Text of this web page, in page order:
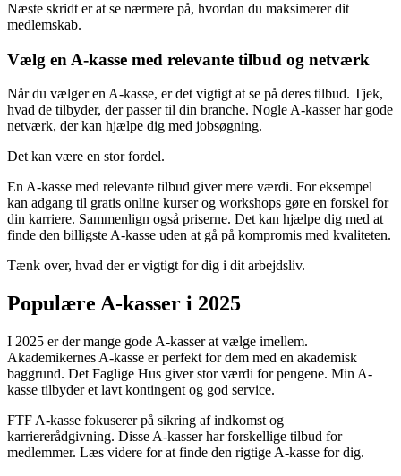
Næste skridt er at se nærmere på, hvordan du maksimerer dit
medlemskab.
Vælg en A-kasse med relevante tilbud og netværk
Når du vælger en A-kasse, er det vigtigt at se på deres tilbud. Tjek,
hvad de tilbyder, der passer til din branche. Nogle A-kasser har gode
netværk, der kan hjælpe dig med jobsøgning.
Det kan være en stor fordel.
En A-kasse med relevante tilbud giver mere værdi. For eksempel
kan adgang til gratis online kurser og workshops gøre en forskel for
din karriere. Sammenlign også priserne. Det kan hjælpe dig med at
finde den billigste A-kasse uden at gå på kompromis med kvaliteten.
Tænk over, hvad der er vigtigt for dig i dit arbejdsliv.
Populære A-kasser i 2025
I 2025 er der mange gode A-kasser at vælge imellem.
Akademikernes A-kasse er perfekt for dem med en akademisk
baggrund. Det Faglige Hus giver stor værdi for pengene. Min A-
kasse tilbyder et lavt kontingent og god service.
FTF A-kasse fokuserer på sikring af indkomst og
karriererådgivning. Disse A-kasser har forskellige tilbud for
medlemmer. Læs videre for at finde den rigtige A-kasse for dig.